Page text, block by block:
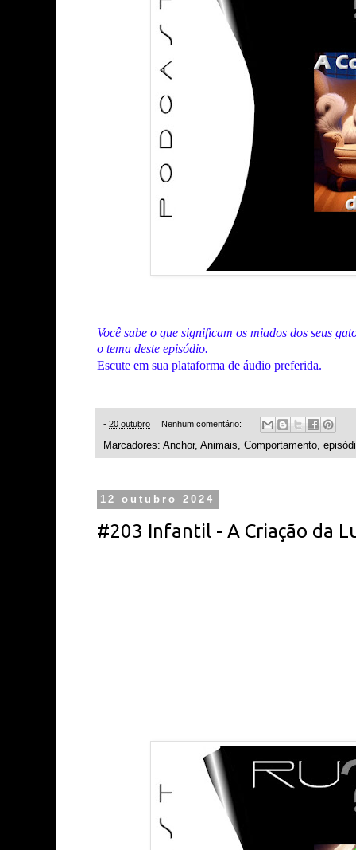
Você sabe o que significam os miados dos seus
o tema deste episódio.
Escute em sua plataforma de áudio preferida.
- 20 outubro Nenhum comentário:
Marcadores: Anchor, Animais Comportamento
12 outubro 2024
#203 Infantil - A Criação da